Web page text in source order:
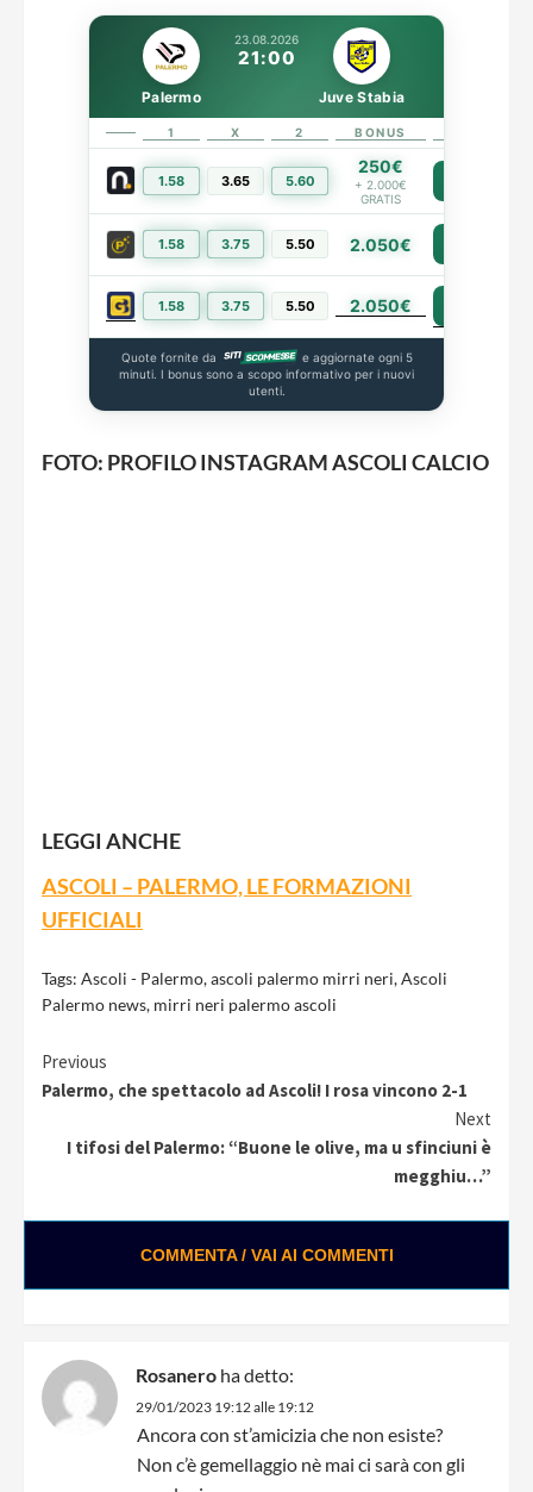
23.08.2026
21:00
Palermo Juve Stabia
1 X 2 BONUS
1.58 3.65 5.60
250€
+ 2.000€
GRATIS
1.58 3.75 5.50 2.050€
1.58 3.75 5.50 2.050€
Quote fornite da
e aggiornate ogni 5
minuti. I bonus sono a scopo informativo per i nuovi
utenti.
FOTO: PROFILO INSTAGRAM ASCOLI CALCIO
LEGGI ANCHE
ASCOLI – PALERMO, LE FORMAZIONI
UFFICIALI
Tags: Ascoli - Palermo,ascoli palermo mirri neri,Ascoli
Palermo news, mirri neri palermo ascoli
Continue
Reading
Previous
Palermo, che spettacolo ad Ascoli! I rosa vincono 2-1
Next
I tifosi del Palermo: “Buone le olive, ma u sfinciuni è
megghiu…”
COMMENTA / VAI AI COMMENTI
Rosanero ha detto:
29/01/2023 19:12 alle 19:12
Ancora con st’amicizia che non esiste?
Non c’è gemellaggio nè mai ci sarà con gli